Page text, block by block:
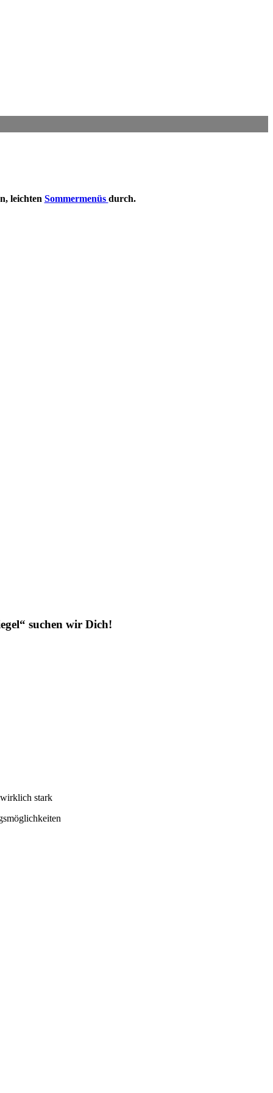
leichten Sommermenüs durch.
suchen wir Dich!
stark